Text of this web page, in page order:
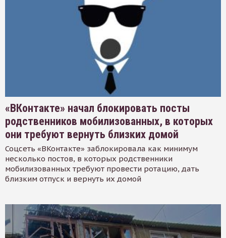
«ВКонтакте» начал блокировать посты
родственников мобилизованных, в которых
они требуют вернуть близких домой
Соцсеть «ВКонтакте» заблокировала как минимум
несколько постов, в которых родственники
мобилизованных требуют провести ротацию, дать
близким отпуск и вернуть их домой